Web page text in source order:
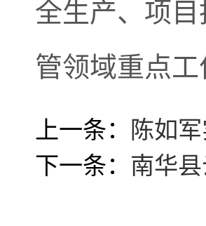
全生产、项
管领域重点
上一条：
陈如
下一条： 南华